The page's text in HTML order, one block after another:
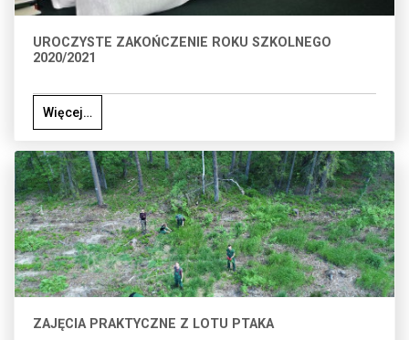
UROCZYSTE ZAKOŃCZENIE ROKU SZKOLNEGO
2020/2021
Więcej…
ZAJĘCIA PRAKTYCZNE Z LOTU PTAKA